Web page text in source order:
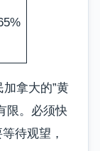
加拿大的”黄
限。必须快
待观望，